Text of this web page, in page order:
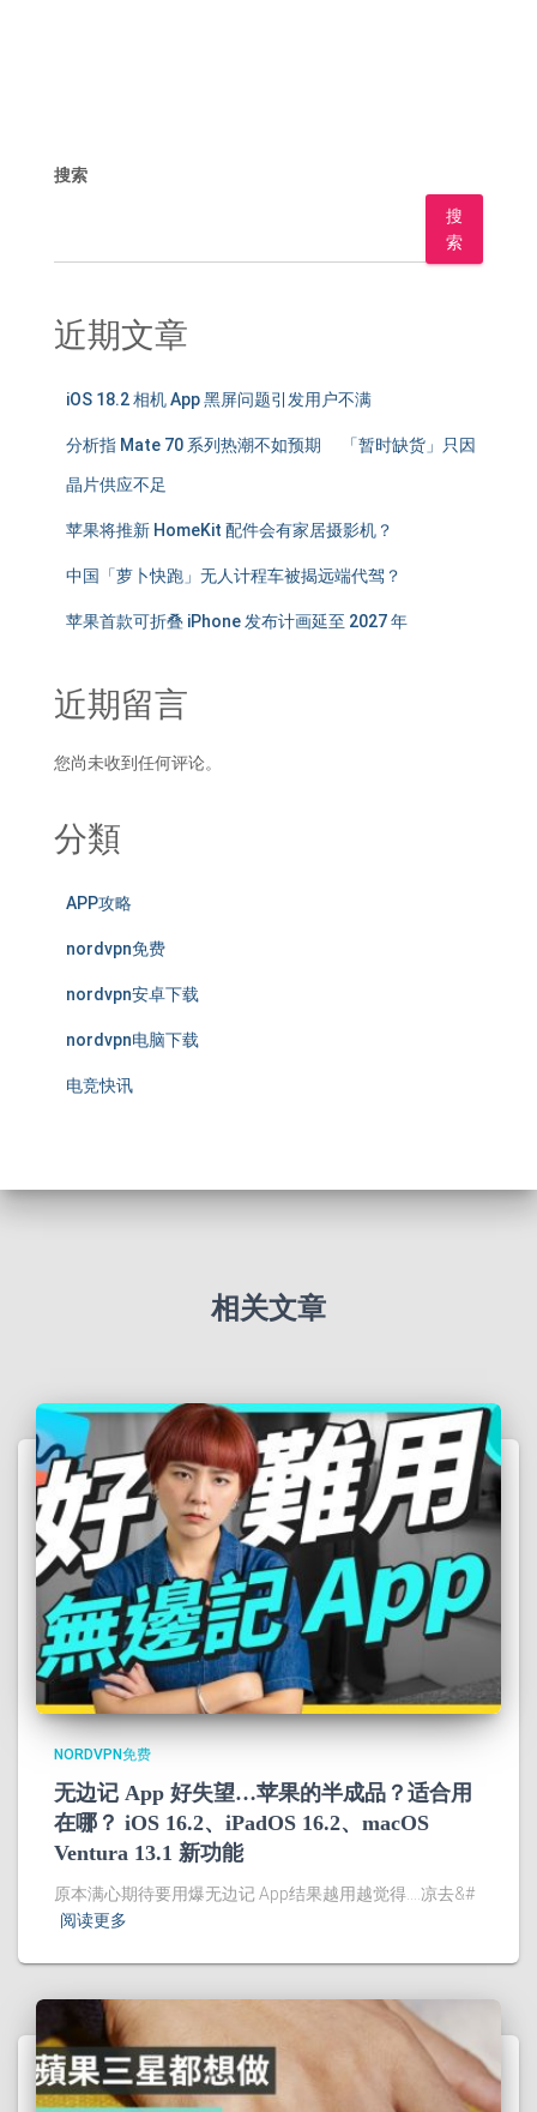
搜索
搜
索
近期文章
iOS 18.2 相机 App 黑屏问题引发用户不满
分析指 Mate 70 系列热潮不如预期 「暂时缺货」只因
晶片供应不足
苹果将推新 HomeKit 配件会有家居摄影机？
中国「萝卜快跑」无人计程车被揭远端代驾？
苹果首款可折叠 iPhone 发布计画延至 2027 年
近期留言
您尚未收到任何评论。
分類
APP攻略
nordvpn免费
nordvpn安卓下载
nordvpn电脑下载
电竞快讯
相关文章
NORDVPN免费
无边记 App 好失望…苹果的半成品？适合用
在哪？ iOS 16.2、iPadOS 16.2、macOS
Ventura 13.1 新功能
原本满心期待要用爆无边记 App结果越用越觉得….凉去&#
阅读更多